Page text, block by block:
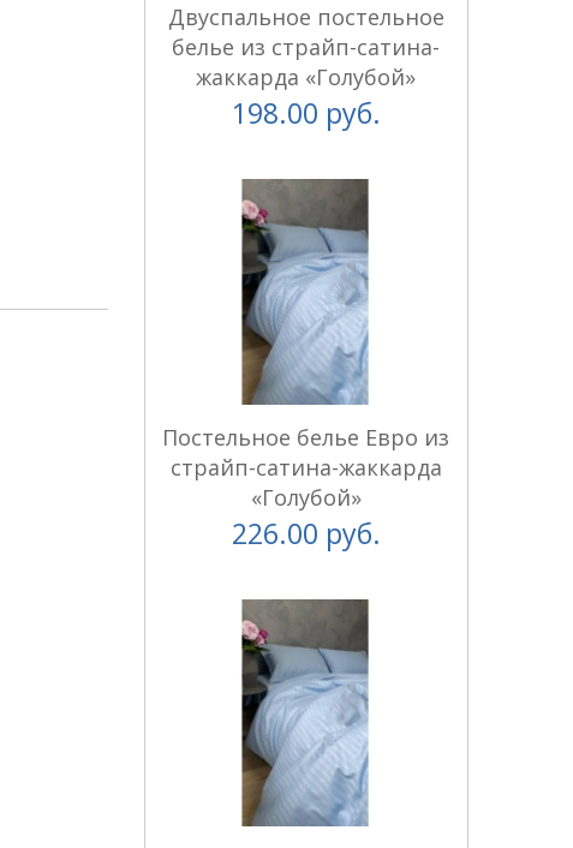
Двуспальное постельное
белье из страйп-сатина-
жаккарда «Голубой»
198.00 руб.
Постельное белье Евро из
страйп-сатина-жаккарда
«Голубой»
226.00 руб.